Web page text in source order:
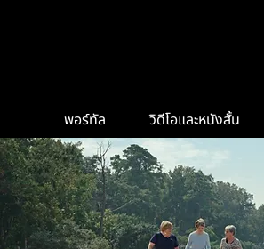
พอร์ทัล วิดีโอและหนังสั้น